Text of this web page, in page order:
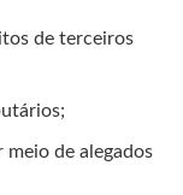
de terceiros
de alegados